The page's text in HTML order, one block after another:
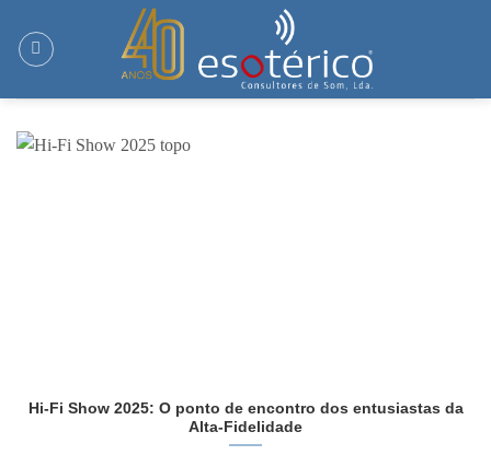
content
Hi-Fi Show 2025: O ponto de encontro dos entusiastas da
Alta-Fidelidade